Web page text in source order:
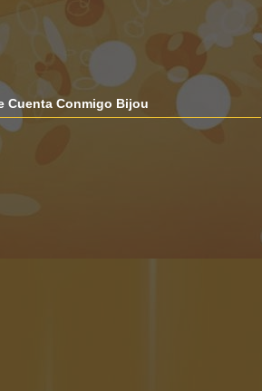
Cuenta Conmigo Bijou